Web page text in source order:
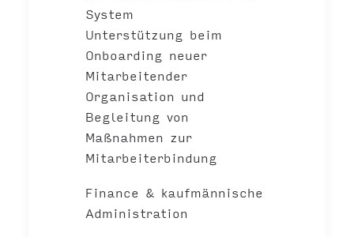
System
Unterstützung beim
Onboarding neuer
Mitarbeitender
Organisation und
Begleitung von
Maßnahmen zur
Mitarbeiterbindung
Finance & kaufmännische
Administration